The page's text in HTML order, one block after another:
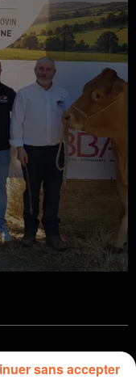
sans accepter